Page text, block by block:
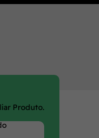
Produto.